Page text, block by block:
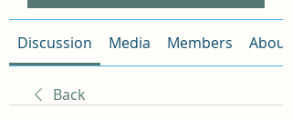
Discussion Media Members About
Back